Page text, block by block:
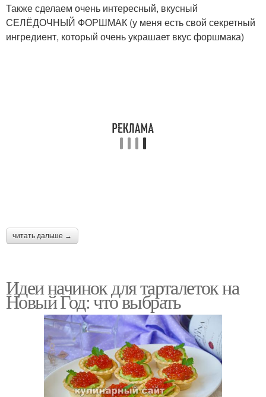
Также сделаем очень интересный, вкусный
СЕЛЁДОЧНЫЙ ФОРШМАК (у меня есть свой секретный
ингредиент, который очень украшает вкус форшмака)
читать дальше →
Идеи начинок для тарталеток на
Новый Год: что выбрать